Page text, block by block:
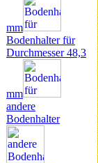
mm
Bodenhalter für
Durchmesser 48,3
mm
andere
Bodenhalter